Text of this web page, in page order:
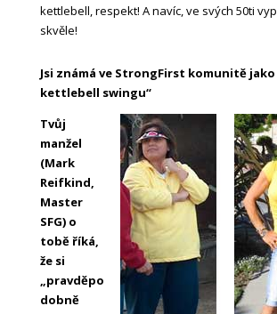
kettlebell, respekt! A navíc, ve svých 50ti
skvěle!
Jsi známá ve StrongFirst komunitě
kettlebell swingu“
Tvůj
manžel
(Mark
Reifkind,
Master
SFG) o
tobě říká,
že si
„pravděpo
dobně